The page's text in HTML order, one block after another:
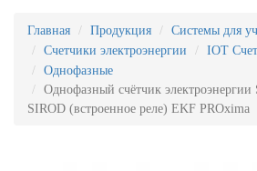
Главная Продукция
Системы для
Счетчики электроэнергии
IOT
Однофазные
Однофазный счётчик
SIROD (встроенное реле) EKF PROxima